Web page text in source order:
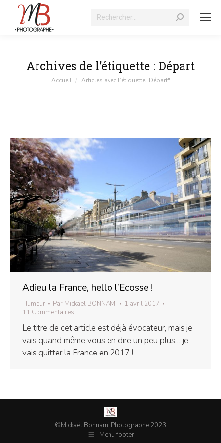
Recherche
Archives de l’étiquette : Départ
Vous êtes ici :
Accueil Articles avec l’étiquette "Départ"
Adieu la France, hello l’Ecosse !
Humeur Par Mickaël BONNAMI
1 avril 2017
11 Commentaires
Le titre de cet article est déjà évocateur, mais je
vais quand même vous en dire un peu plus… je
vais quitter la France en 2017 !
©Mickaël Bonnami Photographe 2023
Menu footer